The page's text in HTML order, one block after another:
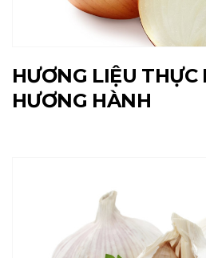
HƯƠNG LIỆU THỰC
HƯƠNG HÀNH